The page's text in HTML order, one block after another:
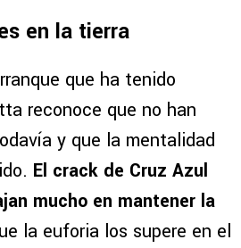
en la tierra
que ha tenido
reconoce que no han
y que la mentalidad
El crack de Cruz Azul
mucho en mantener la
la euforia los supere en el